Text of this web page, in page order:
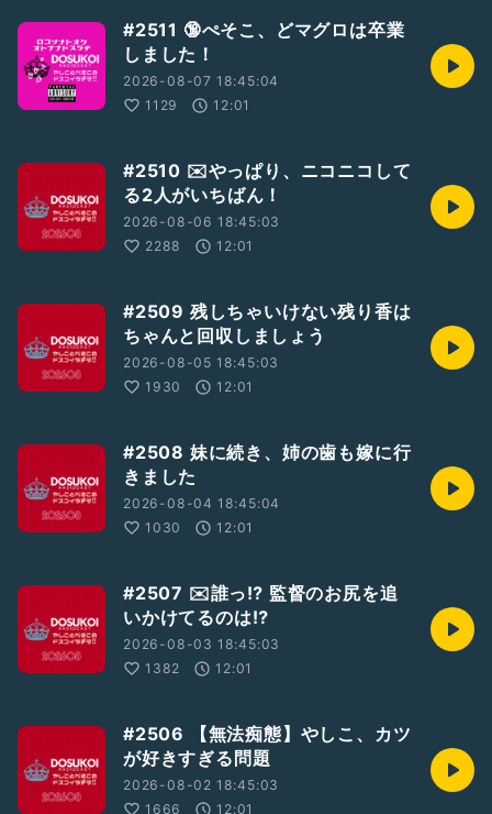
#2511 🔞ぺそこ、どマグロは卒業
しました！
2026-08-07 18:45:04
1129
12:01
#2510 ✉️やっぱり、ニコニコして
る2人がいちばん！
2026-08-06 18:45:03
2288
12:01
#2509 残しちゃいけない残り香は
ちゃんと回収しましょう
2026-08-05 18:45:03
1930
12:01
#2508 妹に続き、姉の歯も嫁に行
きました
2026-08-04 18:45:04
1030
12:01
#2507 ✉️誰っ⁉︎ 監督のお尻を追
いかけてるのは⁉︎
2026-08-03 18:45:03
1382
12:01
#2506 【無法痴態】やしこ、カツ
が好きすぎる問題
2026-08-02 18:45:03
1666
12:01